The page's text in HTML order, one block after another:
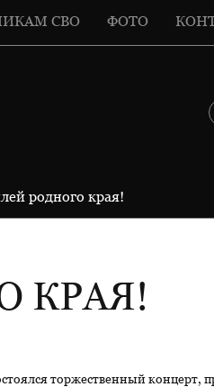
СВО ФОТО
родного края!
КРАЯ!
торжественный